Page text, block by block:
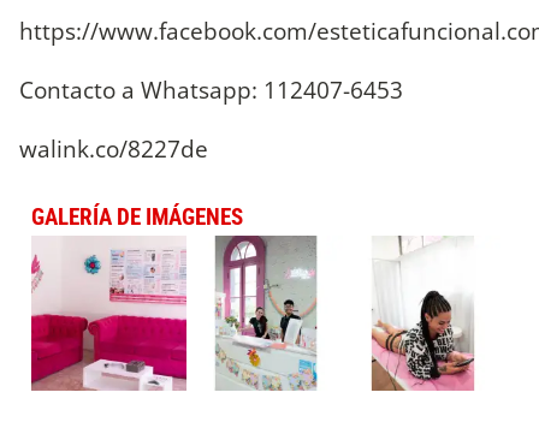
https://www.facebook.com/
Contacto a Whatsapp: 112407-6453
walink.co/8227de
GALERÍA DE IMÁGENES